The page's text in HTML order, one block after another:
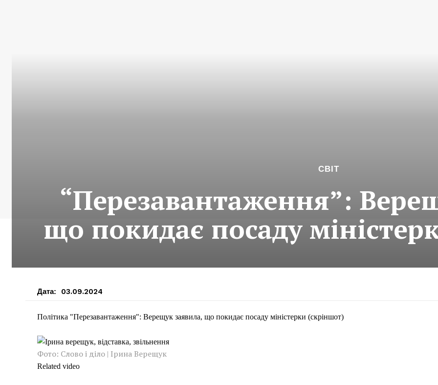
СВІТ
“Перезавантаження”:
що покидає посаду
Дата: 03.09.2024
Політика "Перезавантаження": Верещук заявила, що покидає посаду міністерки (скріншот)
Фото: Слово і діло | Ірина Верещук
Related video